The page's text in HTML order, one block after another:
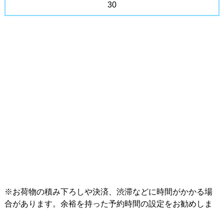
ン料金
インフォ
30
※お荷物の積み下ろしや決済、渋滞などに時間がかかる場
合があります。余裕を持った予約時間の設定をお勧めしま